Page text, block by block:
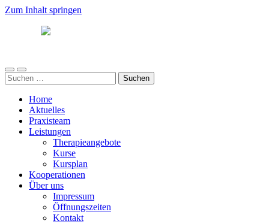
Zum Inhalt springen
Südwind
Mobile-
Menü
Suchfeld
ein-/ausblenden
Suchen
nach:
Home
Aktuelles
Praxisteam
Leistungen
Therapieangebote
Kurse
Kursplan
Kooperationen
Über uns
Impressum
Öffnungszeiten
Kontakt